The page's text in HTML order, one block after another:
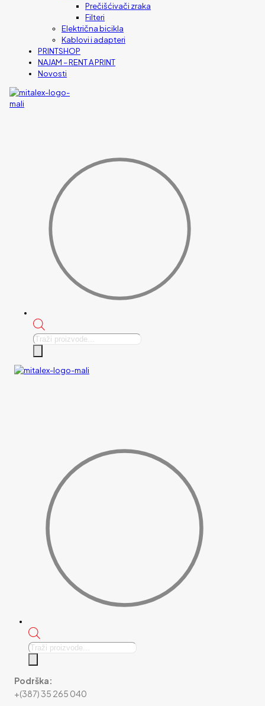
Prečišćivači zraka
Filteri
Električna bicikla
Kablovi i adapteri
PRINTSHOP
NAJAM – RENT A PRINT
Novosti
Products
Products
Podrška:
+(387) 35 265 040